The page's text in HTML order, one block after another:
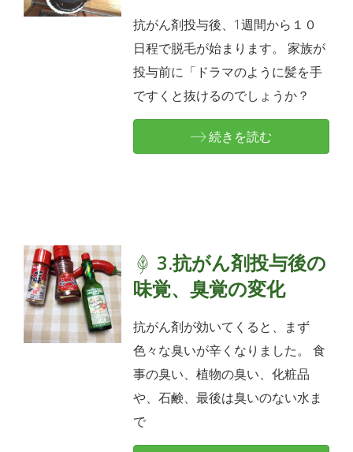
抗がん剤投与後、1週間から１０
日程で脱毛が始まります。 家族が
投与前に「ドラマのように髪を手
ですくと抜けるのでしょうか？
続きを読む
3.抗がん剤投与後の
味覚、臭覚の変化
抗がん剤が効いてくると、まず
色々な臭いが辛くなりました。 食
事の臭い、植物の臭い、化粧品
や、石鹸、最後は臭いのない水ま
で